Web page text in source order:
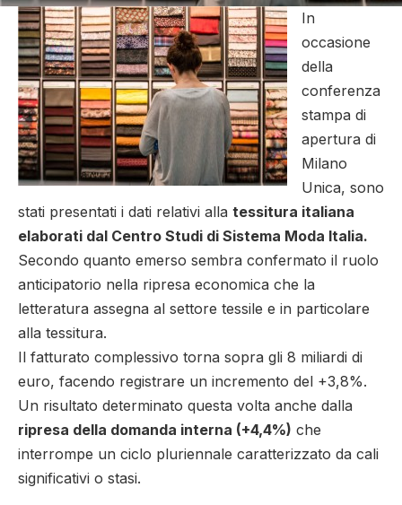
In
occasione
della
conferenza
stampa di
apertura di
Milano
Unica, sono
stati presentati i dati relativi alla tessitura italiana
elaborati dal Centro Studi di Sistema Moda Italia.
Secondo quanto emerso sembra confermato il ruolo
anticipatorio nella ripresa economica che la
letteratura assegna al settore tessile e in particolare
alla tessitura.
Il fatturato complessivo torna sopra gli 8 miliardi di
euro, facendo registrare un incremento del +3,8%.
Un risultato determinato questa volta anche dalla
ripresa della domanda interna (+4,4%) che
interrompe un ciclo pluriennale caratterizzato da cali
significativi o stasi.